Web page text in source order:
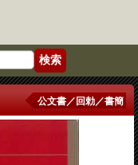
公文書／回勅／書簡